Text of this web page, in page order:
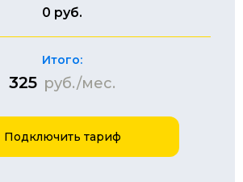
0 руб.
Итого:
325 руб./мес.
Подключить тариф